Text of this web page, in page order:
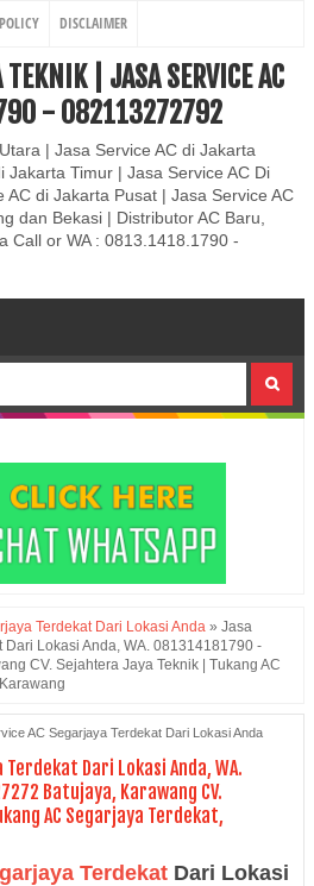
DISCLAIMER
TEKNIK | JASA SERVICE AC
- 082113272792
| Jasa Service AC di Jakarta
Jakarta Timur | Jasa Service AC Di
di Jakarta Pusat | Jasa Service AC
dan Bekasi | Distributor AC Baru,
Call or WA : 0813.1418.1790 -
Terdekat Dari Lokasi Anda » Jasa
Dari Lokasi Anda, WA. 081314181790 -
CV. Sejahtera Jaya Teknik | Tukang AC
AC Segarjaya Terdekat Dari Lokasi Anda
Dari Lokasi Anda, WA.
Batujaya, Karawang CV.
AC Segarjaya Terdekat,
Terdekat Dari Lokasi